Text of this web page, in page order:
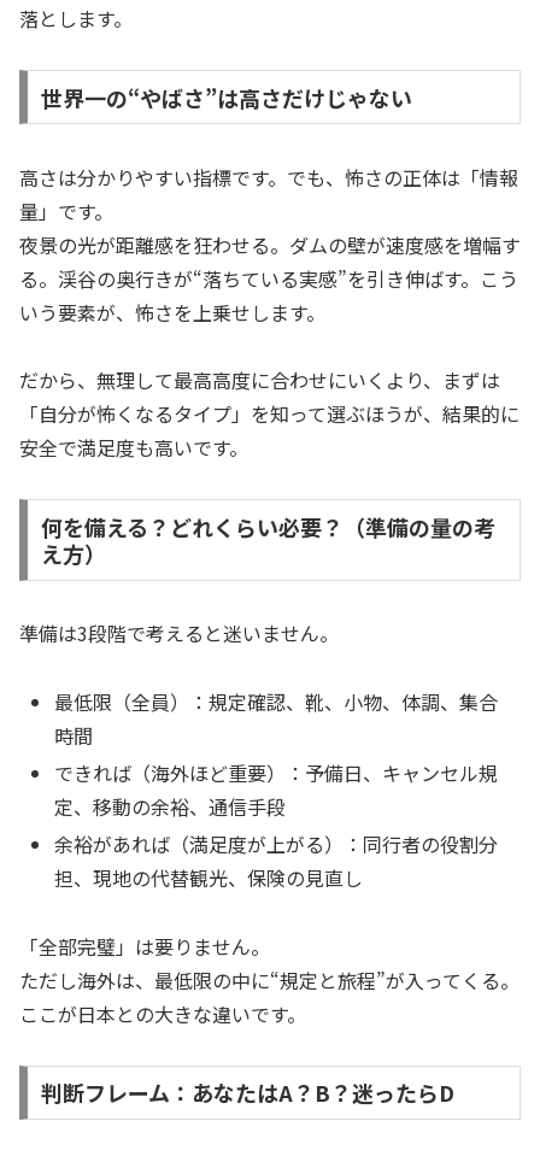
落とします。
世界一の“やばさ”は高さだけじゃない
高さは分かりやすい指標です。でも、怖さの正体は「情報
量」です。
夜景の光が距離感を狂わせる。ダムの壁が速度感を増幅す
る。渓谷の奥行きが“落ちている実感”を引き伸ばす。こう
いう要素が、怖さを上乗せします。
だから、無理して最高高度に合わせにいくより、まずは
「自分が怖くなるタイプ」を知って選ぶほうが、結果的に
安全で満足度も高いです。
何を備える？どれくらい必要？（準備の量の考
え方）
準備は3段階で考えると迷いません。
最低限（全員）：規定確認、靴、小物、体調、集合
時間
できれば（海外ほど重要）：予備日、キャンセル規
定、移動の余裕、通信手段
余裕があれば（満足度が上がる）：同行者の役割分
担、現地の代替観光、保険の見直し
「全部完璧」は要りません。
ただし海外は、最低限の中に“規定と旅程”が入ってくる。
ここが日本との大きな違いです。
判断フレーム：あなたはA？B？迷ったらD